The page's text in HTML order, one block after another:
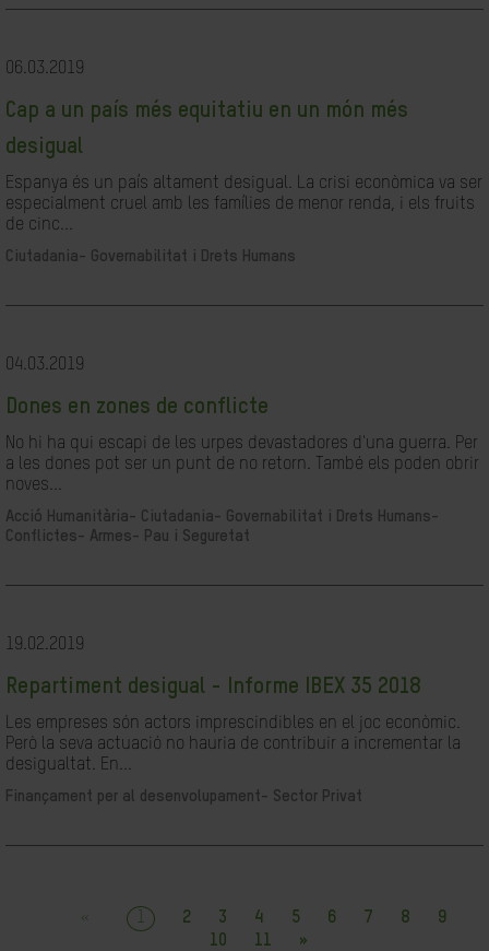
06.03.2019
Cap a un país més equitatiu en un món més
desigual
Espanya és un país altament desigual. La crisi econòmica va ser
especialment cruel amb les famílies de menor renda, i els fruits
de cinc...
Ciutadania- Governabilitat i Drets Humans
04.03.2019
Dones en zones de conflicte
No hi ha qui escapi de les urpes devastadores d'una guerra. Per
a les dones pot ser un punt de no retorn. També els poden obrir
noves...
Acció Humanitària-
Ciutadania- Governabilitat i Drets Humans-
Conflictes- Armes- Pau i Seguretat
19.02.2019
Repartiment desigual - Informe IBEX 35 2018
Les empreses són actors imprescindibles en el joc econòmic.
Però la seva actuació no hauria de contribuir a incrementar la
desigualtat. En...
Finançament per al desenvolupament- Sector Privat
« 1 2 3 4 5 6 7 8
9
10
11 »